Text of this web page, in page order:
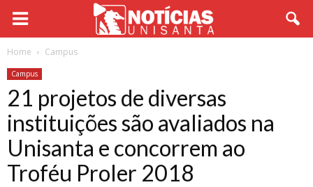
Home Campus
Campus
21 projetos de diversas
instituições são avaliados na
Unisanta e concorrem ao
Troféu Proler 2018